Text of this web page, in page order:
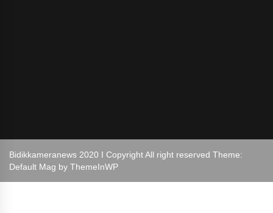
Bidikkameranews 2020 I Copyright All right reserved Theme:
Default Mag by ThemeInWP